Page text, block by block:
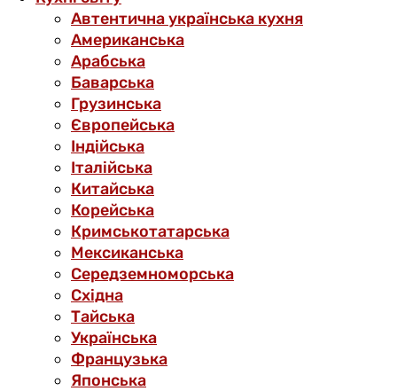
Автентична українська кухня
Американська
Арабська
Баварська
Грузинська
Європейська
Індійська
Італійська
Китайська
Корейська
Кримськотатарська
Мексиканська
Середземноморська
Східна
Тайська
Українська
Французька
Японська